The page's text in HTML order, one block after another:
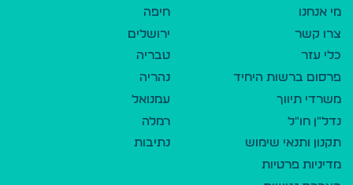
מי אנחנו
צרו קשר
כלי עזר
פרסום ברשות היחיד
משרדי תיווך
נדל"ן חו"ל
תקנון ותנאי שימוש
מדיניות פרטיות
חיפה
ירושלים
טבריה
נהריה
עמנואל
רמלה
נתיבות